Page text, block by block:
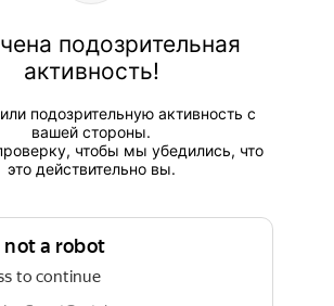
подозрительная
активность!
подозрительную активность с
вашей стороны.
чтобы мы убедились, что
это действительно вы.